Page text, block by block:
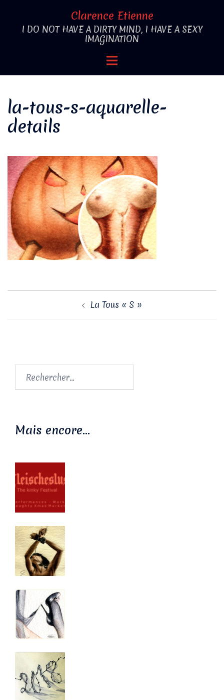
contenu
Clarence Etienne
I DO NOT HAVE A DIRTY MIND, I HAVE A SEXY
IMAGINATION
Ouvrir/fermer
la-tous-s-aquarelle-
details
La Tous « S »
Rechercher :
Mais encore…